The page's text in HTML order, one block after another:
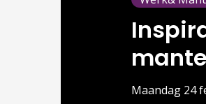
maandag